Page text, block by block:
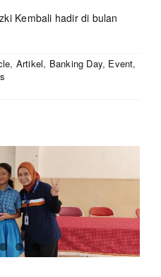
Kembali hadir di bulan
, Artikel, Banking Day, Event,